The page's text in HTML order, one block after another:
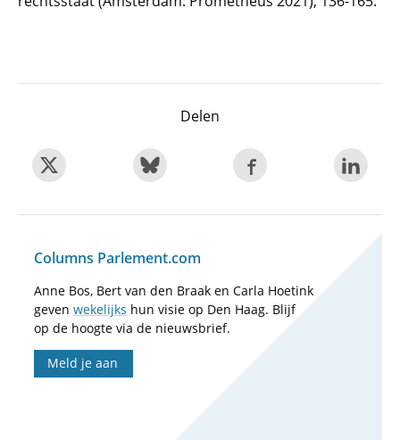
Delen
Columns Parlement.com
Anne Bos, Bert van den Braak en Carla Hoetink
geven wekelijks hun visie op Den Haag. Blijf
op de hoogte via de nieuwsbrief.
Meld je aan